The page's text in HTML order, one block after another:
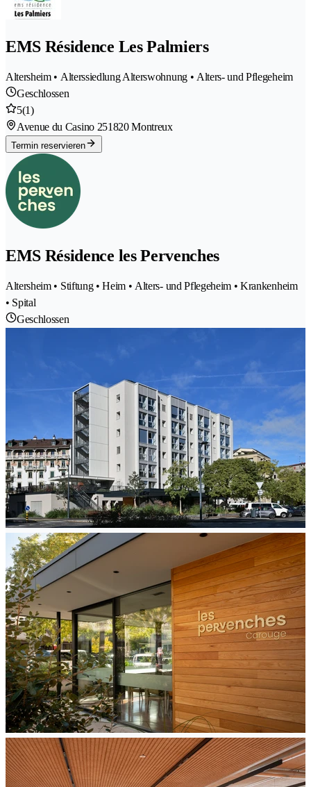
EMS Résidence Les Palmiers
Altersheim • Alterssiedlung Alterswohnung • Alters- und Pflegeheim
Geschlossen
5(1)
Avenue du Casino 251820 Montreux
Termin reservieren
EMS Résidence les Pervenches
Altersheim • Stiftung • Heim • Alters- und Pflegeheim • Krankenheim
• Spital
Geschlossen